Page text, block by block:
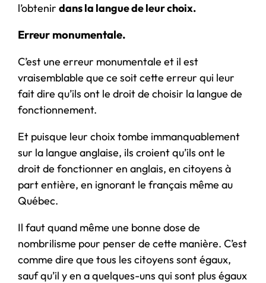
l’obtenir dans la langue de leur choix.
Erreur monumentale.
C’est une erreur monumentale et il est
vraisemblable que ce soit cette erreur qui leur
fait dire qu’ils ont le droit de choisir la langue de
fonctionnement.
Et puisque leur choix tombe immanquablement
sur la langue anglaise, ils croient qu’ils ont le
droit de fonctionner en anglais, en citoyens à
part entière, en ignorant le français même au
Québec.
Il faut quand même une bonne dose de
nombrilisme pour penser de cette manière. C’est
comme dire que tous les citoyens sont égaux,
sauf qu’il y en a quelques-uns qui sont plus égaux